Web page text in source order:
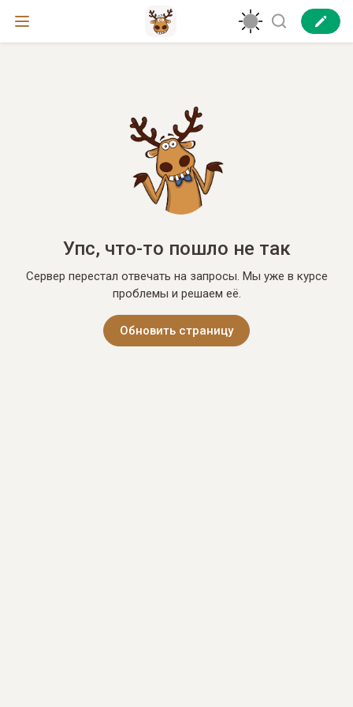
Упс, что-то пошло не так
Сервер перестал отвечать на запросы. Мы уже в курсе
проблемы и решаем её.
Обновить страницу